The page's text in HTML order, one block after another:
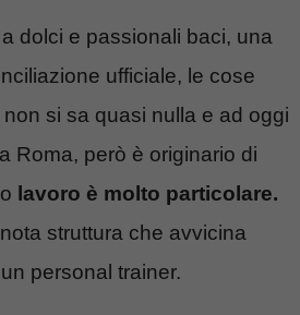
dolci e passionali baci, una
ufficiale, le cose
si sa quasi nulla e ad oggi
Roma, però è originario di
lavoro è molto particolare.
struttura che avvicina
personal trainer.